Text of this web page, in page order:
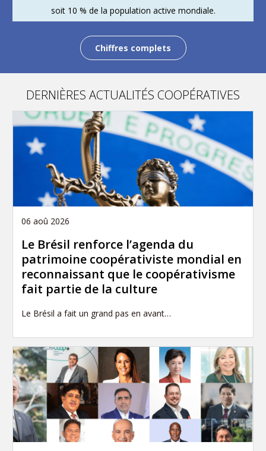
soit 10 % de la population active mondiale.
Chiffres complets
DERNIÈRES ACTUALITÉS COOPÉRATIVES
06 aoû 2026
Le Brésil renforce l’agenda du
patrimoine coopérativiste mondial en
reconnaissant que le coopérativisme
fait partie de la culture
Le Brésil a fait un grand pas en avant…